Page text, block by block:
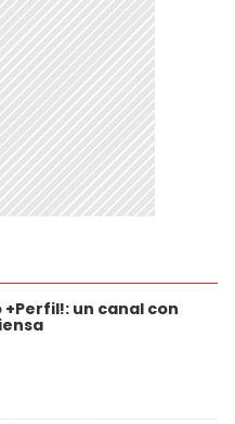
+Perfil!: un canal con